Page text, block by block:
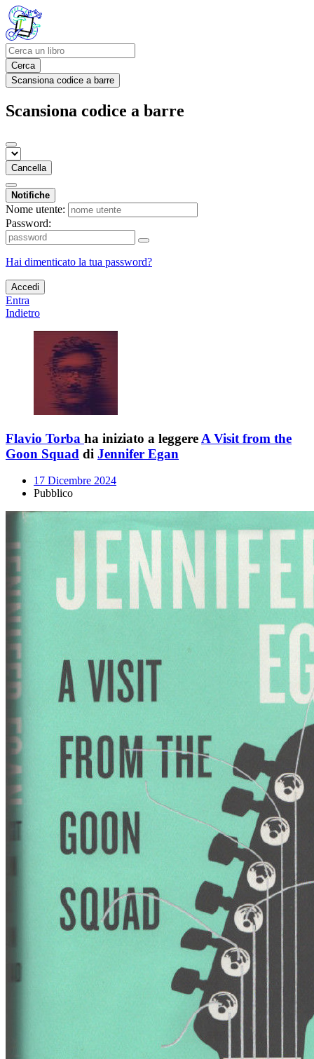
Cerca
Scansiona codice a barre
Scansiona codice a barre
Cancella
Notifiche
Nome utente:
Password:
Hai dimenticato la tua password?
Accedi
Entra
Indietro
Flavio Torba ha iniziato a leggere A Visit from the
Goon Squad di Jennifer Egan
17 Dicembre 2024
Pubblico